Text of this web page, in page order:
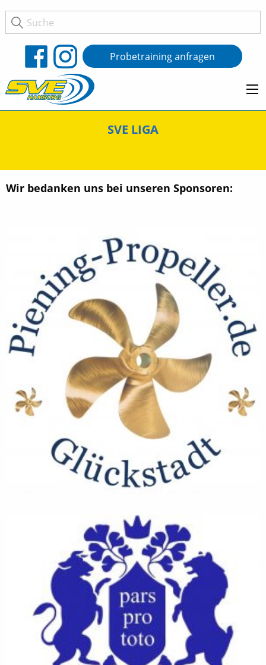
Probetraining anfragen
SVE LIGA
Wir bedanken uns bei unseren Sponsoren: